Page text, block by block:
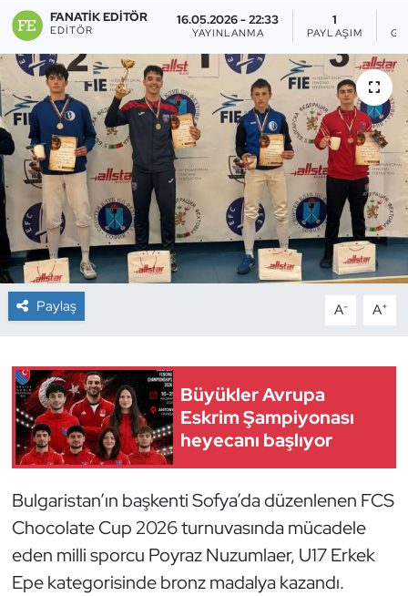
FANATIK EDITÖR
EDITÖR
16.05.2026 - 22:33
YAYINLANMA
1
PAYLAŞIM
Paylaş A- A+
Büyükler Avrupa
Eskrim Şampiyonası
heyecanı başlıyor
Bulgaristan’ın başkenti Sofya’da düzenlenen FCS
Chocolate Cup 2026 turnuvasında mücadele
eden milli sporcu Poyraz Nuzumlaer, U17 Erkek
Epe kategorisinde bronz madalya kazandı.
Briç
Buz Hokeyi
Buz Pateni
Çim Hokeyi
Cimnastik
Curling
Dağcılık
Dövüş Sanatı
E-Spor
Futbol
Futsal